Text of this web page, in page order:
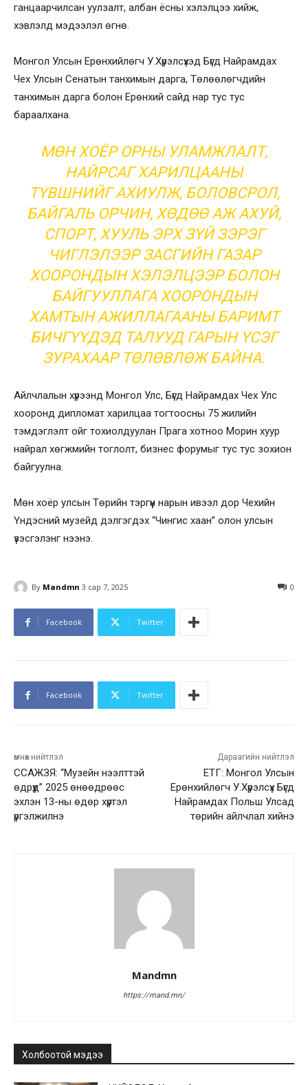
ганцаарчилсан уулзалт, албан ёсны хэлэлцээ хийж,
хэвлэлд мэдээлэл өгнө.
Монгол Улсын Ерөнхийлөгч У.Хүрэлсүхэд Бүгд Найрамдах
Чех Улсын Сенатын танхимын дарга, Төлөөлөгчдийн
танхимын дарга болон Ерөнхий сайд нар тус тус
бараалхана.
МӨН ХОЁР ОРНЫ УЛАМЖЛАЛТ,
НАЙРСАГ ХАРИЛЦААНЫ
ТҮВШНИЙГ АХИУЛЖ, БОЛОВСРОЛ,
БАЙГАЛЬ ОРЧИН, ХӨДӨӨ АЖ АХУЙ,
СПОРТ, ХУУЛЬ ЭРХ ЗҮЙ ЗЭРЭГ
ЧИГЛЭЛЭЭР ЗАСГИЙН ГАЗАР
ХООРОНДЫН ХЭЛЭЛЦЭЭР БОЛОН
БАЙГУУЛЛАГА ХООРОНДЫН
ХАМТЫН АЖИЛЛАГААНЫ БАРИМТ
БИЧГҮҮДЭД ТАЛУУД ГАРЫН ҮСЭГ
ЗУРАХААР ТӨЛӨВЛӨЖ БАЙНА.
Айлчлалын хүрээнд Монгол Улс, Бүгд Найрамдах Чех Улс
хооронд дипломат харилцаа тогтоосны 75 жилийн
тэмдэглэлт ойг тохиолдуулан Прага хотноо Морин хуур
найрал хөгжмийн тоглолт, бизнес форумыг тус тус зохион
байгуулна.
Мөн хоёр улсын Төрийн тэргүүн нарын ивээл дор Чехийн
Үндэсний музейд дэлгэгдэх “Чингис хаан” олон улсын
үзэсгэлэнг нээнэ.
By Mandmn 3 сар 7, 2025 0
Facebook Twitter
Facebook Twitter
өмнөх нийтлэл
ССАЖЗЯ: “Музейн нээлттэй
өдрүүд” 2025 өнөөдрөөс
эхлэн 13-ны өдөр хүртэл
үргэлжилнэ
Дараагийн нийтлэл
ЕТГ: Монгол Улсын
Ерөнхийлөгч У.Хүрэлсүх Бүгд
Найрамдах Польш Улсад
төрийн айлчлал хийнэ
Mandmn
https://mand.mn/
Холбоотой мэдээ